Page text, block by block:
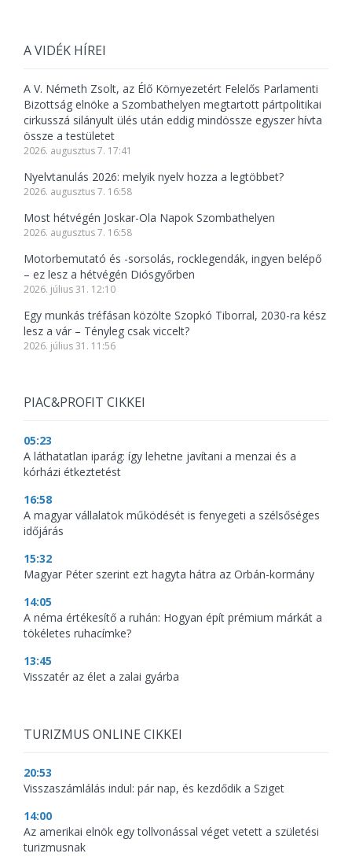
A VIDÉK HÍREI
A V. Németh Zsolt, az Élő Környezetért Felelős Parlamenti
Bizottság elnöke a Szombathelyen megtartott pártpolitikai
cirkusszá silányult ülés után eddig mindössze egyszer hívta
össze a testületet
2026. augusztus 7. 17:41
Nyelvtanulás 2026: melyik nyelv hozza a legtöbbet?
2026. augusztus 7. 16:58
Most hétvégén Joskar-Ola Napok Szombathelyen
2026. augusztus 7. 16:58
Motorbemutató és -sorsolás, rocklegendák, ingyen belépő
– ez lesz a hétvégén Diósgyőrben
2026. július 31. 12:10
Egy munkás tréfásan közölte Szopkó Tiborral, 2030-ra kész
lesz a vár – Tényleg csak viccelt?
2026. július 31. 11:56
PIAC&PROFIT CIKKEI
05:23
A láthatatlan iparág: így lehetne javítani a menzai és a
kórházi étkeztetést
16:58
A magyar vállalatok működését is fenyegeti a szélsőséges
időjárás
15:32
Magyar Péter szerint ezt hagyta hátra az Orbán-kormány
14:05
A néma értékesítő a ruhán: Hogyan épít prémium márkát a
tökéletes ruhacímke?
13:45
Visszatér az élet a zalai gyárba
TURIZMUS ONLINE CIKKEI
20:53
Visszaszámlálás indul: pár nap, és kezdődik a Sziget
14:00
Az amerikai elnök egy tollvonással véget vetett a születési
turizmusnak